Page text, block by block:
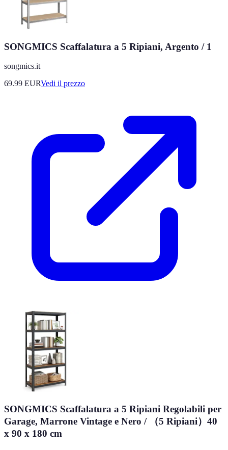
SONGMICS Scaffalatura a 5 Ripiani, Argento / 1
songmics.it
69.99 EURVedi il prezzo
SONGMICS Scaffalatura a 5 Ripiani Regolabili per
Garage, Marrone Vintage e Nero / （5 Ripiani）40
x 90 x 180 cm